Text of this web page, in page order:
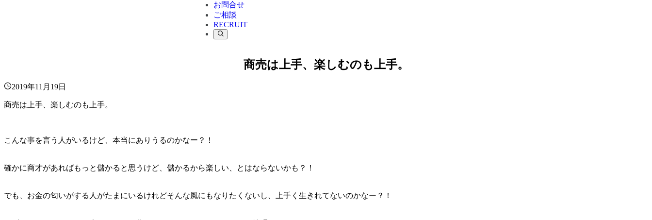
お問合せ
ご相談
RECRUIT
商売は上手、楽しむのも上手。
2019年11月19日
商売は上手、楽しむのも上手。
こんな事を言う人がいるけど、本当にありうるのかなー？！
確かに商才があればもっと儲かると思うけど、儲かるから楽しい、とはならないかも？！
でも、お金の匂いがする人がたまにいるけれどそんな風にもなりたくないし、上手く生きれてないのかなー？！